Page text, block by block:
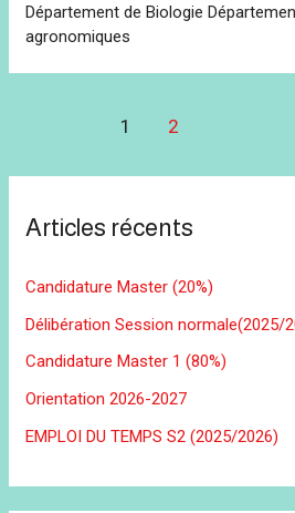
Département de Biologie
agronomiques
Navigation
1 2
Articles récents
Candidature Master (20%)
Délibération Session normale(2025/
Candidature Master 1 (80%)
Orientation 2026-2027
EMPLOI DU TEMPS S2 (2025/2026)